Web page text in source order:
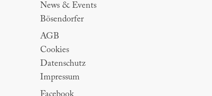
News & Events
Bösendorfer
AGB
Cookies
Datenschutz
Impressum